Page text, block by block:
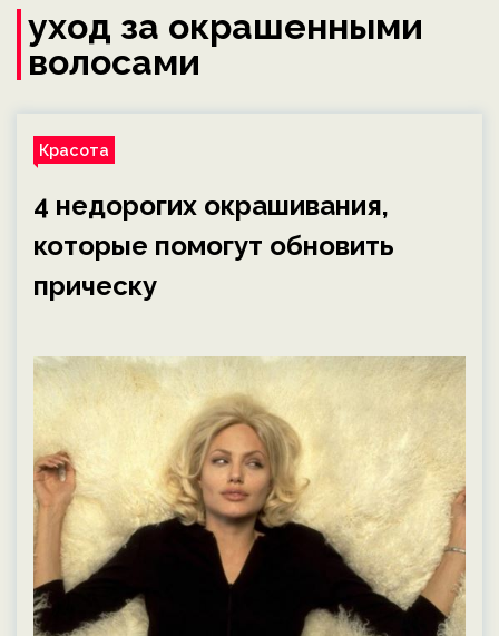
уход за окрашенными
волосами
Красота
4 недорогих окрашивания,
которые помогут обновить
прическу